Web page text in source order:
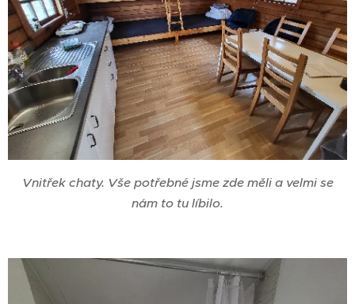
Vnitřek chaty. Vše potřebné jsme zde měli a velmi se
nám to tu líbilo.